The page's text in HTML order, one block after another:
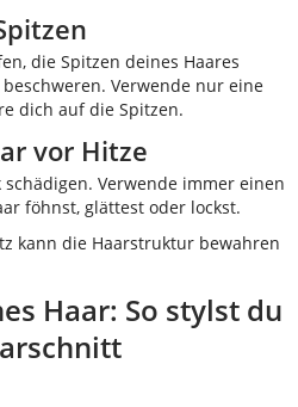
die Spitzen deines Haares
Verwende nur eine
dich auf die Spitzen.
vor Hitze
Verwende immer einen
föhnst, glättest oder lockst.
kann die Haarstruktur bewahren
Haar: So stylst du